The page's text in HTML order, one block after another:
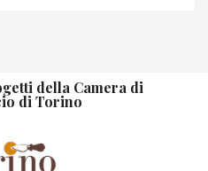
della Camera di
di Torino